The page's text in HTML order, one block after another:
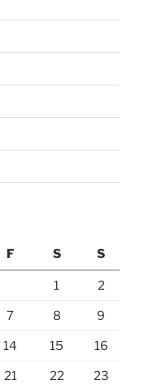
F S S
1 2
7 8 9
14 15 16
21 22 23